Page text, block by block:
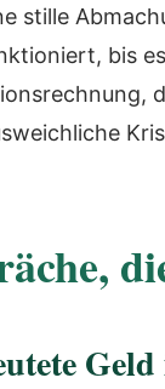
stille
bis